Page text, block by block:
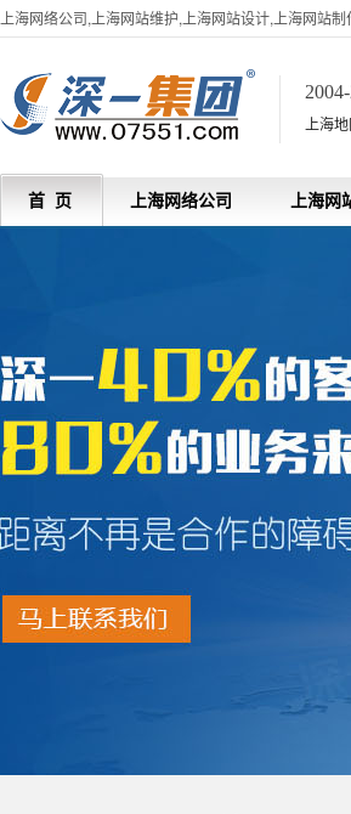
上海网络公司,上海网站维护,上海网站设计,上海网站制
上海
首 页 上海网络公司 上海网